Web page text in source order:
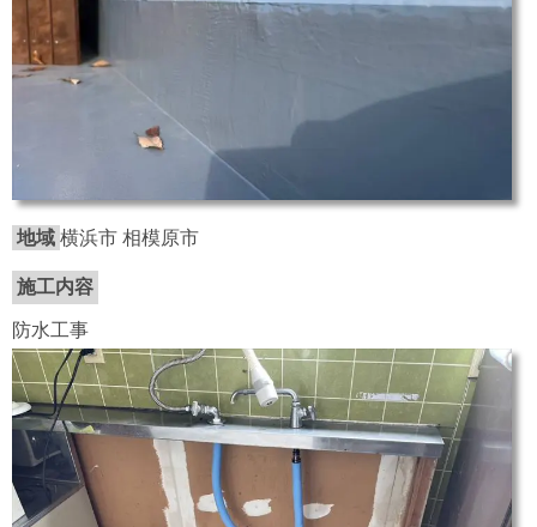
地域 横浜市 相模原市
施工内容
防水工事